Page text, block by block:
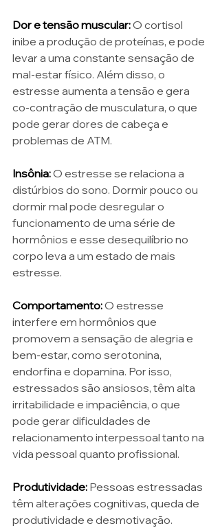
Dor e tensão muscular: O cortisol
inibe a produção de proteínas, e pode
levar a uma constante sensação de
mal-estar físico. Além disso, o
estresse aumenta a tensão e gera
co-contração de musculatura, o que
pode gerar dores de cabeça e
problemas de ATM.
Insônia: O estresse se relaciona a
distúrbios do sono. Dormir pouco ou
dormir mal pode desregular o
funcionamento de uma série de
hormônios e esse desequilíbrio no
corpo leva a um estado de mais
estresse.
Comportamento: O estresse
interfere em hormônios que
promovem a sensação de alegria e
bem-estar, como serotonina,
endorfina e dopamina. Por isso,
estressados são ansiosos, têm alta
irritabilidade e impaciência, o que
pode gerar dificuldades de
relacionamento interpessoal tanto na
vida pessoal quanto profissional.
Produtividade: Pessoas estressadas
têm alterações cognitivas, queda de
produtividade e desmotivação.